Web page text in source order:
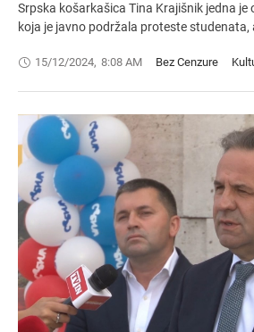
Srpska košarkašica Tina Krajišnik jedna je
koja je javno podržala proteste studenata,
15/12/2024, 8:08 AM Bez Cenzure